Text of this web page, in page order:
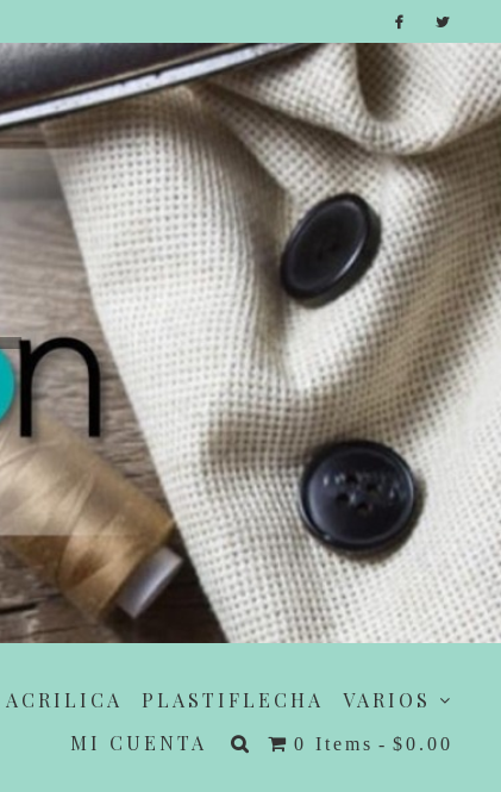
ACRILICA PLASTIFLECHA
VARIOS
MI CUENTA
0 Items $0.00